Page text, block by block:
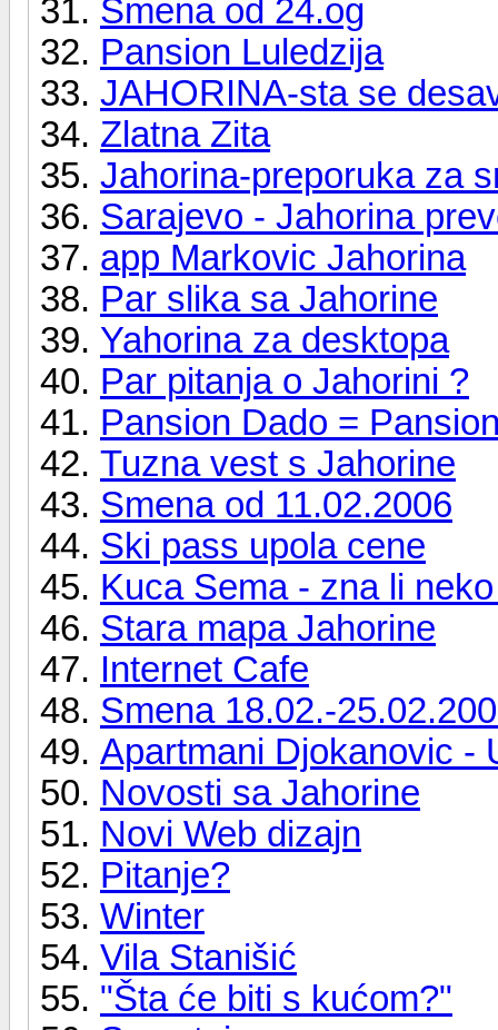
Smena od 24.og
Pansion Luledzija
JAHORINA-sta se
Zlatna Zita
Jahorina-preporuka za
Sarajevo - Jahorina
app Markovic Jahorina
Par slika sa Jahorine
Yahorina za desktopa
Par pitanja o Jahorini ?
Pansion Dado =
Tuzna vest s Jahorine
Smena od 11.02.2006
Ski pass upola cene
Kuca Sema - zna li
Stara mapa Jahorine
Internet Cafe
Smena 18.02.-
Apartmani Djokanovic -
Novosti sa Jahorine
Novi Web dizajn
Pitanje?
Winter
Vila Stanišić
"Šta će biti s kućom?"